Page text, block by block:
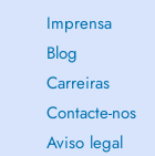
Imprensa
Blog
Carreiras
Contacte-nos
Aviso legal